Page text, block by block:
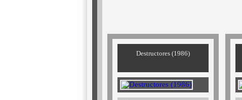
Destructores (1986)